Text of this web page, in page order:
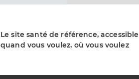
Le site santé de référence, accessible
quand vous voulez, où vous voulez